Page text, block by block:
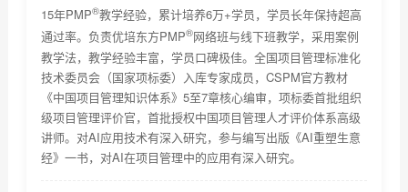
15年PMP®教学经验，累计培养6万+学员，学员长年保持超高
通过率。负责优培东方PMP®网络班与线下班教学，采用案例
教学法，教学经验丰富，学员口碑极佳。全国项目管理标准化
技术委员会（国家项标委）入库专家成员，CSPM官方教材
《中国项目管理知识体系》5至7章核心编审，项标委首批组织
级项目管理评价官，首批授权中国项目管理人才评价体系高级
讲师。对AI应用技术有深入研究，参与编写出版《AI重塑生意
经》一书，对AI在项目管理中的应用有深入研究。